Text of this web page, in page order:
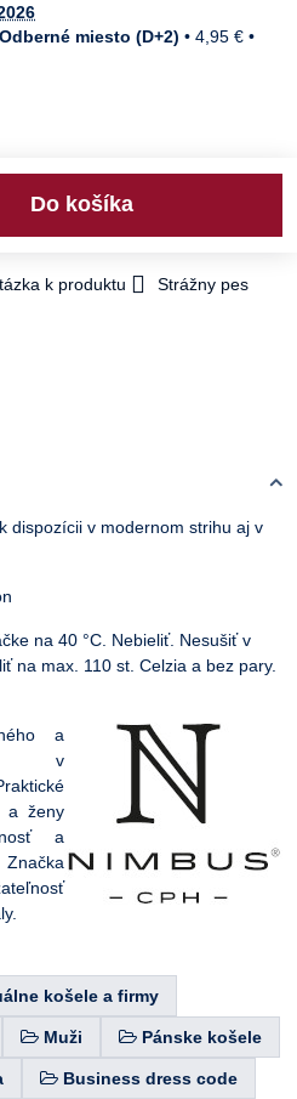
miesto (D+2) • 4,95 € •
Do košíka
k produktu
Strážny pes
dispozícii v modernom strihu aj v
na 40 °C. Nebieliť. Nesušiť v
na max. 110 st. Celzia a bez pary.
a
v
a ženy
a
košele a firmy
Muži Pánske košele
Business dress code